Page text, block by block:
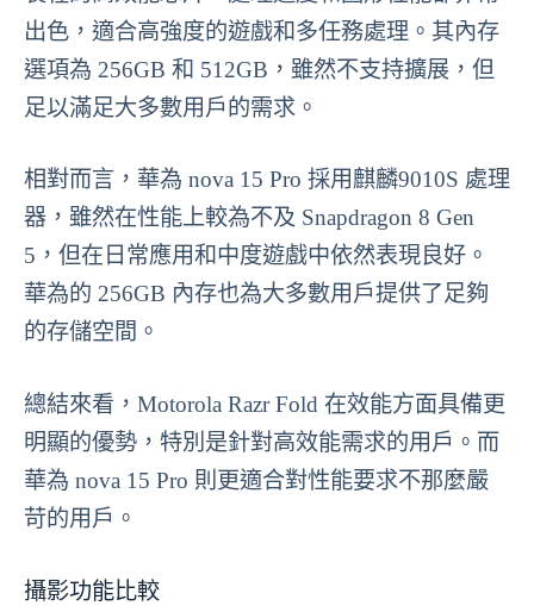
出色，適合高強度的遊戲和多任務處理。其內存
選項為 256GB 和 512GB，雖然不支持擴展，但
足以滿足大多數用戶的需求。
相對而言，華為 nova 15 Pro 採用麒麟9010S 處理
器，雖然在性能上較為不及 Snapdragon 8 Gen
5，但在日常應用和中度遊戲中依然表現良好。
華為的 256GB 內存也為大多數用戶提供了足夠
的存儲空間。
總結來看，Motorola Razr Fold 在效能方面具備更
明顯的優勢，特別是針對高效能需求的用戶。而
華為 nova 15 Pro 則更適合對性能要求不那麼嚴
苛的用戶。
攝影功能比較